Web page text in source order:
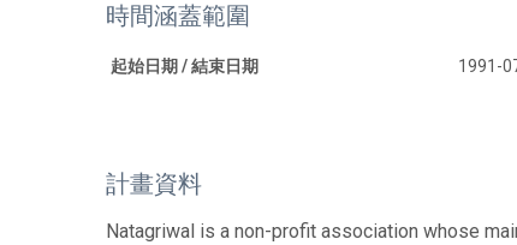
時間涵蓋範圍
起始日期 / 結束日期 1991-
計畫資料
Natagriwal is a non-profit association whose